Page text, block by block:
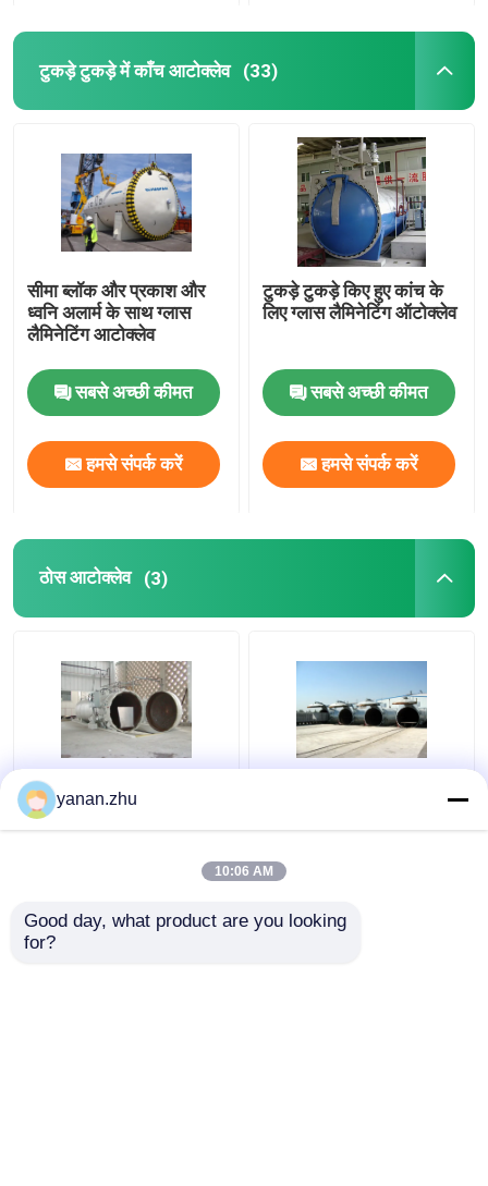
टुकड़े टुकड़े में काँच आटोक्लेव (33)
सीमा ब्लॉक और प्रकाश और
ध्वनि अलार्म के साथ ग्लास
लैमिनेटिंग आटोक्लेव
सबसे अच्छी कीमत
हमसे संपर्क करें
टुकड़े टुकड़े किए हुए कांच के
लिए ग्लास लैमिनेटिंग ऑटोक्लेव
सबसे अच्छी कीमत
हमसे संपर्क करें
ठोस आटोक्लेव (3)
कपड़ा रासायनिक कंक्रीट
आटोक्लेव
yanan.zhu
10:06 AM
Good day, what product are you looking
for?